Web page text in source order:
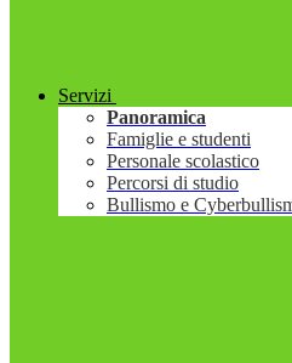
Servizi
Panoramica
Famiglie e studenti
Personale scolastico
Percorsi di studio
Bullismo e